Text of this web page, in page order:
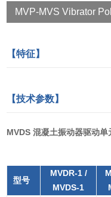
MVP-MVS Vibrator
【特征】
【技术参数】
MVDS 混凝土振动器驱动
型号
MVDR-1 /
MVDS-1